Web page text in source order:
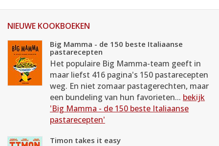
NIEUWE KOOKBOEKEN
Big Mamma - de 150 beste Italiaanse
pastarecepten
Het populaire Big Mamma-team geeft in
maar liefst 416 pagina's 150 pastarecepten
weg. En niet zomaar pastagerechten, maar
een bundeling van hun favorieten... bekijk
'Big Mamma - de 150 beste Italiaanse
pastarecepten'
Timon takes it easy